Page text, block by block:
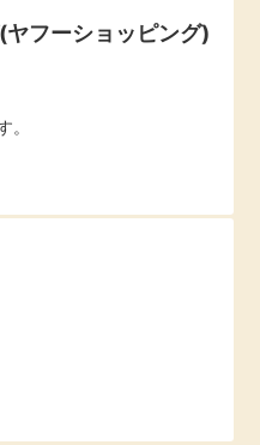
フーショッピング)
。